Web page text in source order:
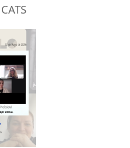
CATS